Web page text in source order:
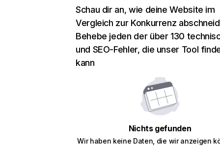
Schau dir an, wie deine Website im
Vergleich zur Konkurrenz
Behebe jeden der über 130
und SEO-Fehler, die unser Tool
kann
Nichts gefunden
Wir haben keine Daten, die wir anzeigen